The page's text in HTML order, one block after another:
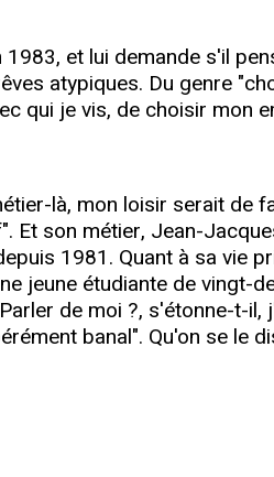
et lui demande s'il
atypiques. Du genre
qui je vis, de choisir mon
là, mon loisir serait de
son métier, Jean-
1981. Quant à sa vie
jeune étudiante de vingt-
de moi ?, s'étonne-t-il,
banal". Qu'on se le